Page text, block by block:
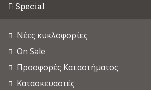
Special
Νέες κυκλοφορίες
On Sale
Προσφορές Καταστήματος
Κατασκευαστές